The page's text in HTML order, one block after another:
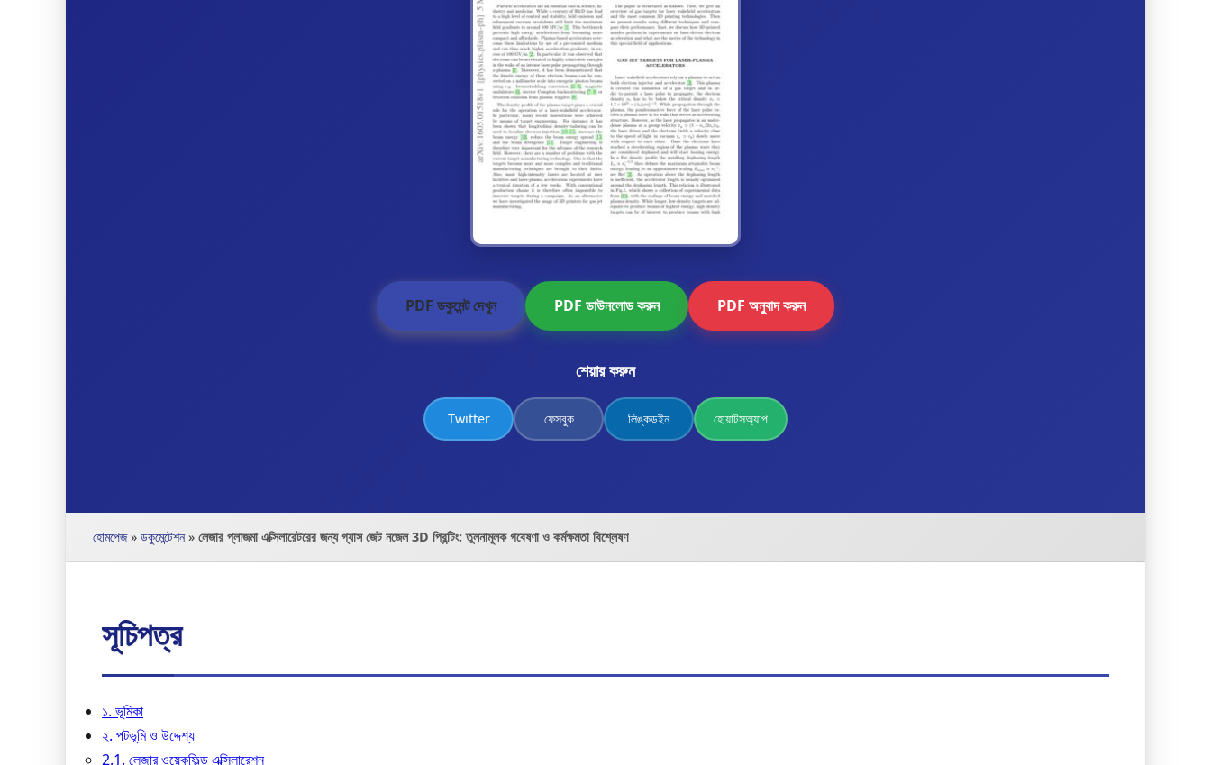
PDF ডকুমেন্ট দেখুন PDF ডাউনলোড করুন PDF অনুবাদ করুন
শেয়ার করুন
Twitter ফেসবুক লিঙ্কডইন হোয়াটসঅ্যাপ
হোমপেজ» ডকুমেন্টেশন» লেজার প্লাজমা এক্সিলারেটরের জন্য গ্যাস জেট নজেল 3D প্রিন্টিং: তুলনামূলক গবেষণা ও কর্মক্ষমতা বিশ্লেষণ
সূচিপত্র
১. ভূমিকা
২. পটভূমি ও উদ্দেশ্য
2.1. লেজার ওয়েকফিল্ড এক্সিলারেশন